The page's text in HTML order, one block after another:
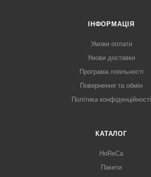
ІНФОРМАЦІЯ
Умови оплати
Умови доставки
Програма лояльності
Повернення та обмін
Політика конфіденційності
КАТАЛОГ
HoReCa
Пакети